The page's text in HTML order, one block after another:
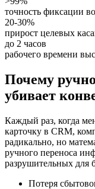
точность фиксации
20-30%
прирост целевых
до 2 часов
рабочего времени
Почему
убивает
Каждый раз, когда
карточку в CRM,
радикально, но
ручного переноса
разрушительных для
Потеря